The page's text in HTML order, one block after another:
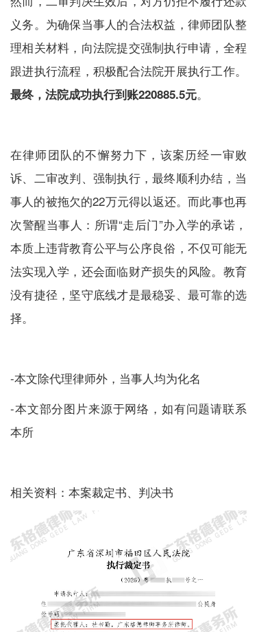
义务。为确保当事人的合法权益，律师团队整
理相关材料，向法院提交强制执行申请，全程
跟进执行流程，积极配合法院开展执行工作。
最终，法院成功执行到账220885.5元。
在律师团队的不懈努力下，该案历经一审败
诉、二审改判、强制执行，最终顺利办结，当
事人的被拖欠的22万元得以返还。而此事也再
次警醒当事人：所谓“走后门”办入学的承诺，
本质上违背教育公平与公序良俗，不仅可能无
法实现入学，还会面临财产损失的风险。教育
没有捷径，坚守底线才是最稳妥、最可靠的选
择。
-本文除代理律师外，当事人均为化名
-本文部分图片来源于网络，如有问题请联系
本所
相关资料：本案裁定书、判决书